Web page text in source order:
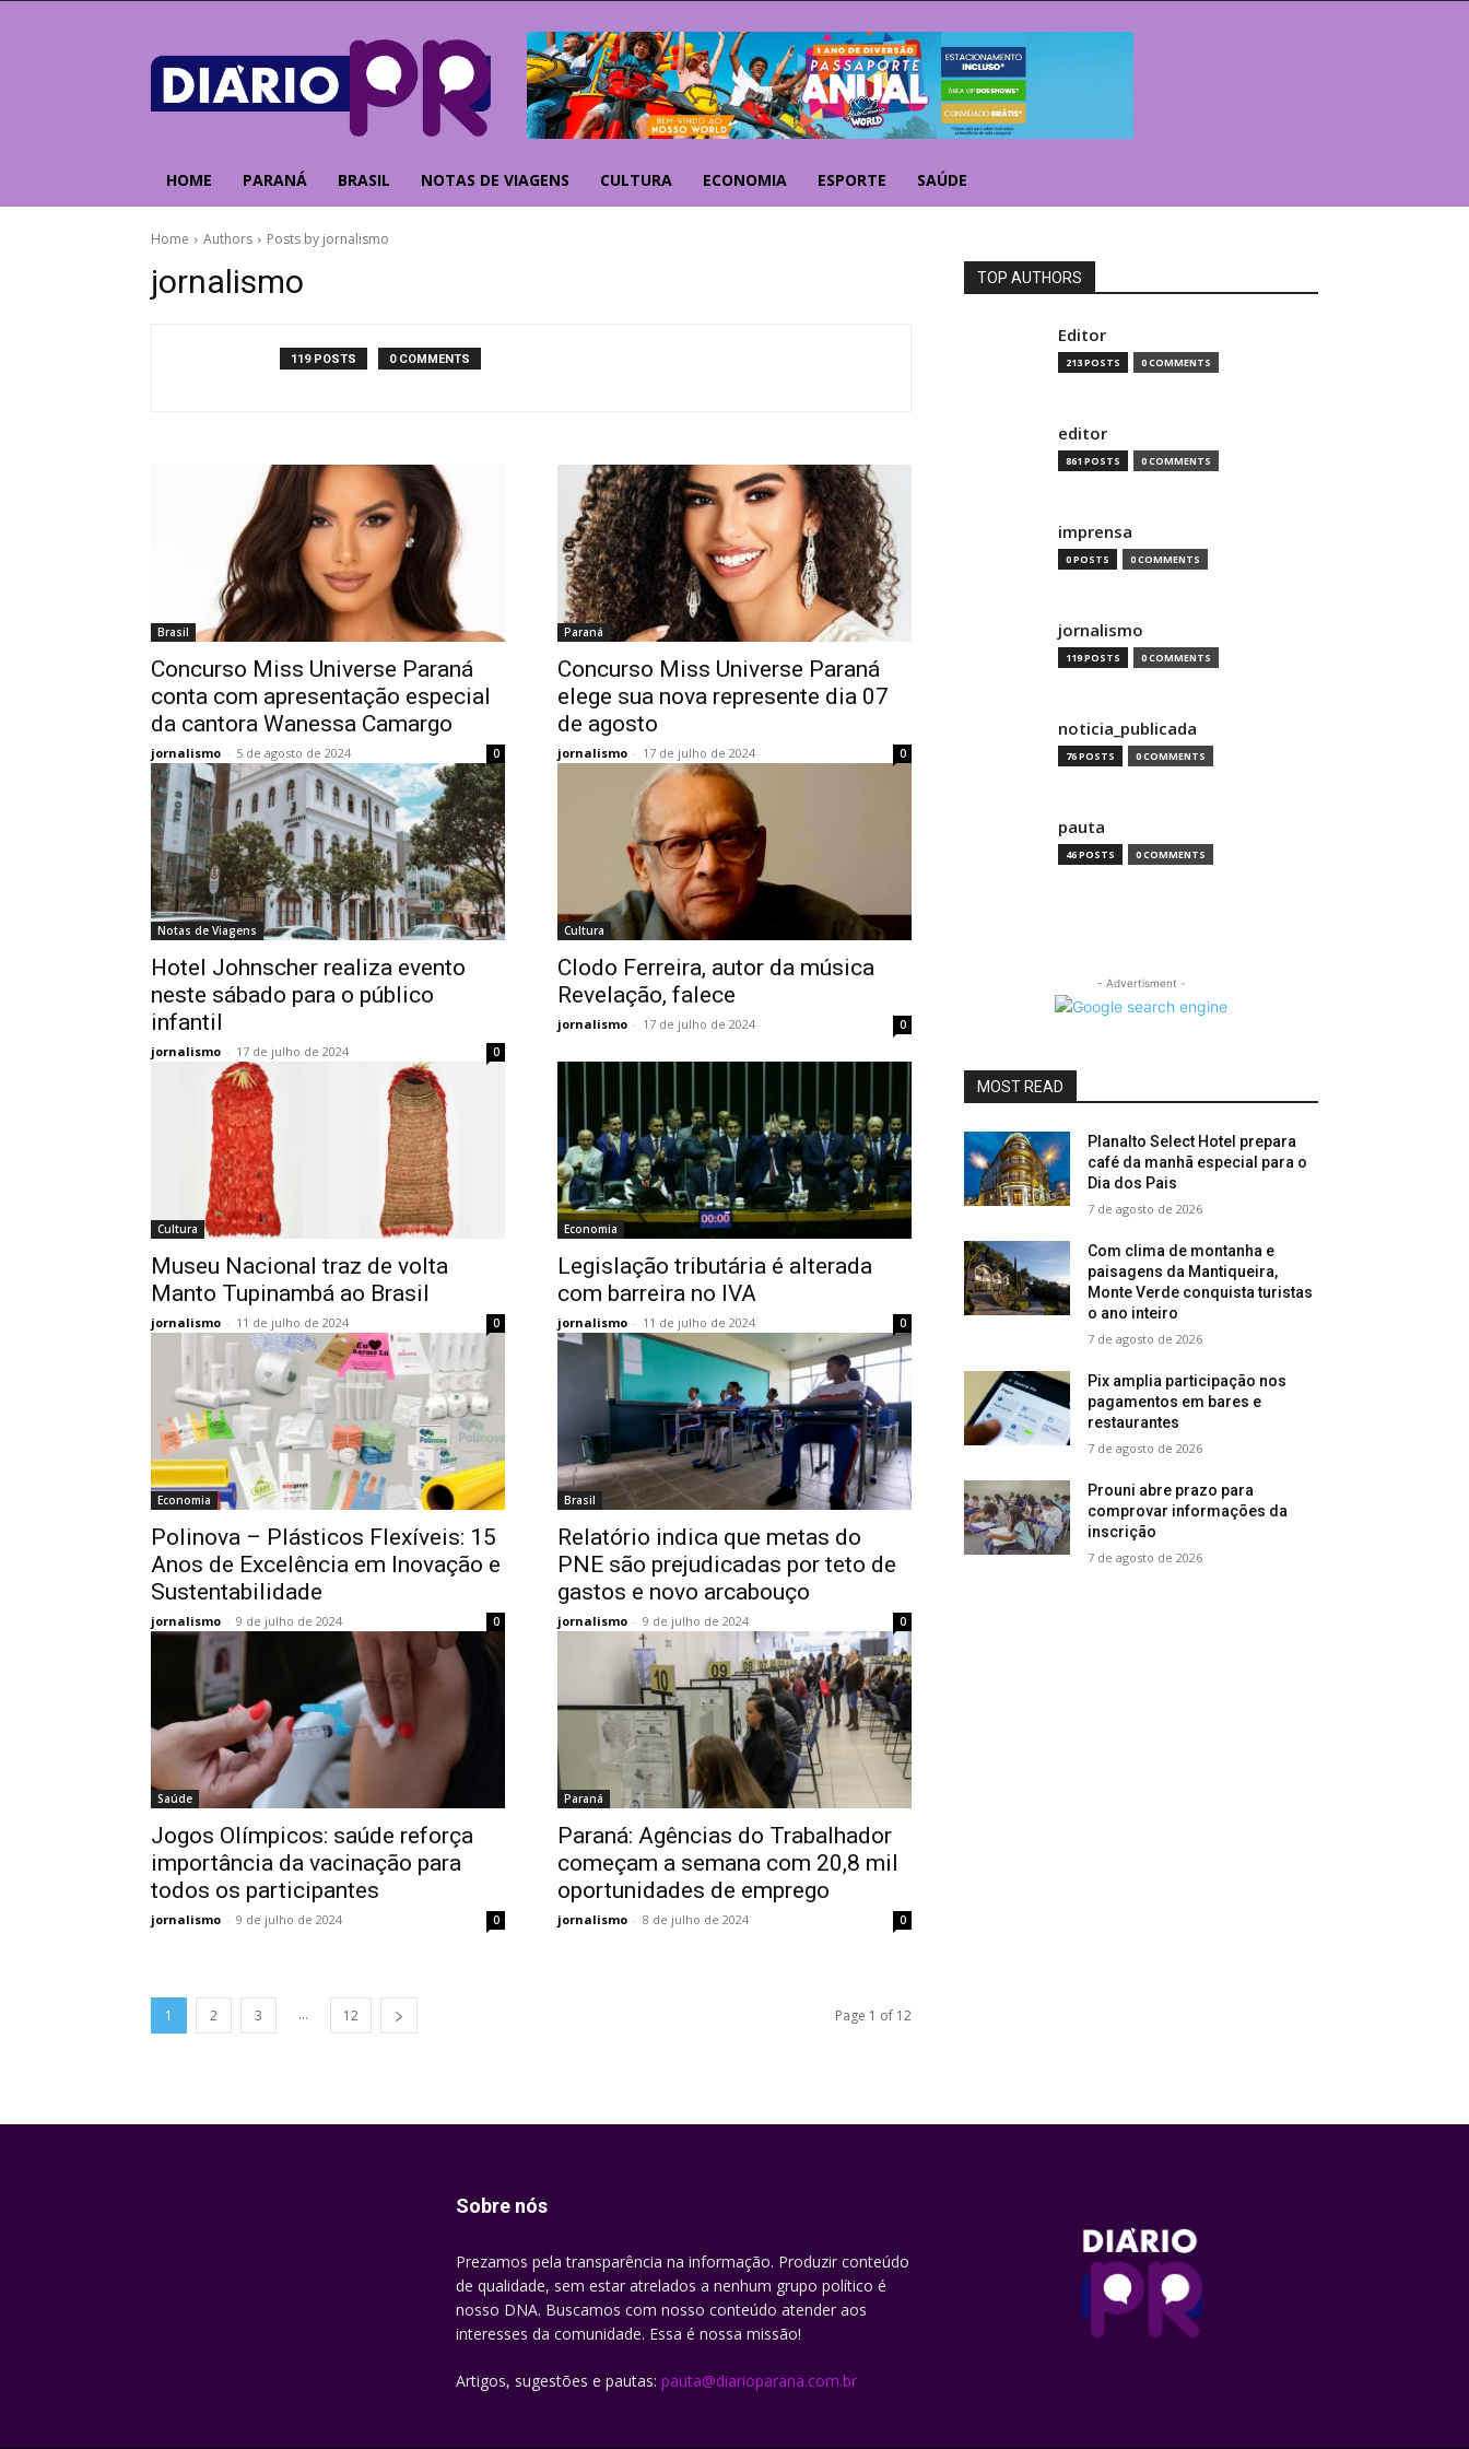
HOME PARANÁ BRASIL NOTAS DE VIAGENS CULTURA ECONOMIA ESPORTE SAÚDE
Home Authors Posts by jornalismo
jornalismo
119 POSTS 0 COMMENTS
Brasil
Concurso Miss Universe Paraná
conta com apresentação especial
da cantora Wanessa Camargo
jornalismo - 5 de agosto de 2024 0
Paraná
Concurso Miss Universe Paraná
elege sua nova represente dia 07
de agosto
jornalismo - 17 de julho de 2024 0
Notas de Viagens
Hotel Johnscher realiza evento
neste sábado para o público
infantil
jornalismo - 17 de julho de 2024 0
Cultura
Clodo Ferreira, autor da música
Revelação, falece
jornalismo - 17 de julho de 2024 0
Cultura
Museu Nacional traz de volta
Manto Tupinambá ao Brasil
jornalismo - 11 de julho de 2024 0
Economia
Legislação tributária é alterada
com barreira no IVA
jornalismo - 11 de julho de 2024 0
Economia
Polinova – Plásticos Flexíveis: 15
Anos de Excelência em Inovação e
Sustentabilidade
jornalismo - 9 de julho de 2024 0
Brasil
Relatório indica que metas do
PNE são prejudicadas por teto de
gastos e novo arcabouço
jornalismo - 9 de julho de 2024 0
Saúde
Jogos Olímpicos: saúde reforça
importância da vacinação para
todos os participantes
jornalismo - 9 de julho de 2024 0
Paraná
Paraná: Agências do Trabalhador
começam a semana com 20,8 mil
oportunidades de emprego
jornalismo - 8 de julho de 2024 0
1 2 3 ... 12 Page 1 of 12
TOP AUTHORS
Editor
213 POSTS 0 COMMENTS
editor
861 POSTS 0 COMMENTS
imprensa
0 POSTS 0 COMMENTS
jornalismo
119 POSTS 0 COMMENTS
noticia_publicada
76 POSTS 0 COMMENTS
pauta
46 POSTS 0 COMMENTS
- Advertisment -
MOST READ
Planalto Select Hotel prepara
café da manhã especial para o
Dia dos Pais
7 de agosto de 2026
Com clima de montanha e
paisagens da Mantiqueira,
Monte Verde conquista turistas
o ano inteiro
7 de agosto de 2026
Pix amplia participação nos
pagamentos em bares e
restaurantes
7 de agosto de 2026
Prouni abre prazo para
comprovar informações da
inscrição
7 de agosto de 2026
Sobre nós
Prezamos pela transparência na informação. Produzir conteúdo
de qualidade, sem estar atrelados a nenhum grupo político é
nosso DNA. Buscamos com nosso conteúdo atender aos
interesses da comunidade. Essa é nossa missão!
Artigos, sugestões e pautas: pauta@diarioparana.com.br